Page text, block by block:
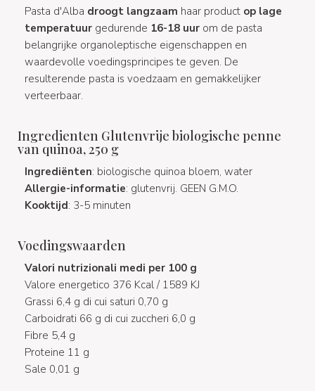
Pasta d'Alba droogt langzaam haar product op lage
temperatuur gedurende 16-18 uur om de pasta
belangrijke organoleptische eigenschappen en
waardevolle voedingsprincipes te geven. De
resulterende pasta is voedzaam en gemakkelijker
verteerbaar.
Ingredienten Glutenvrije biologische penne
van quinoa, 250 g
Ingrediënten: biologische quinoa bloem, water
Allergie-informatie: glutenvrij. GEEN G.M.O.
Kooktijd: 3-5 minuten
Voedingswaarden
Valori nutrizionali medi per 100 g
Valore energetico 376 Kcal / 1589 KJ
Grassi 6,4 g di cui saturi 0,70 g
Carboidrati 66 g di cui zuccheri 6,0 g
Fibre 5,4 g
Proteine 11 g
Sale 0,01 g